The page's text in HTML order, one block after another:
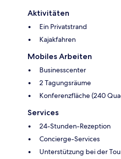
Aktivitäten
Ein Privatstrand
Kajakfahren
Mobiles Arbeiten
Businesscenter
2 Tagungsräume
Konferenzfläche (240
Services
24-Stunden-Rezeption
Concierge-Services
Unterstützung bei der